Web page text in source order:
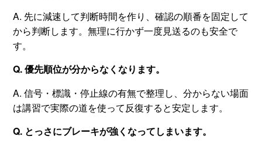
A. 先に減速して判断時間を作り、確認の順番を固定して
から判断します。無理に行かず一度見送るのも安全で
す。
Q. 優先順位が分からなくなります。
A. 信号・標識・停止線の有無で整理し、分からない場面
は講習で実際の道を使って反復すると安定します。
Q. とっさにブレーキが強くなってしまいます。